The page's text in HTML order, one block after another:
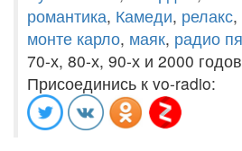
романтика, Камеди, релакс,
монте карло, маяк, радио
70-х, 80-х, 90-х и 2000
Присоединись к vo-radio: